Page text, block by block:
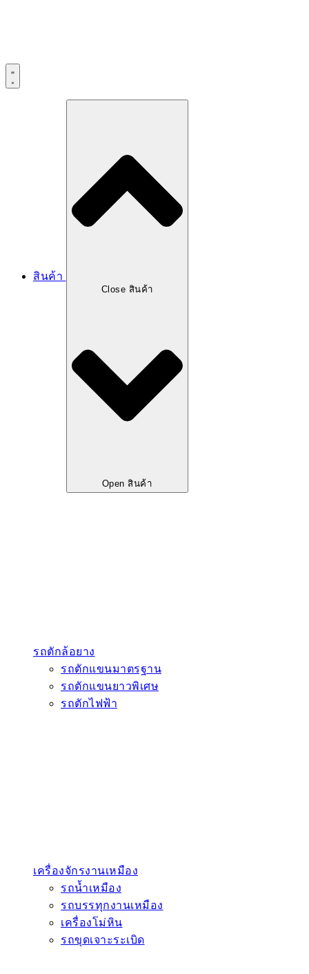
สินค้า
Close สินค้า
Open สินค้า
รถตักล้อยาง
รถตักแขนมาตรฐาน
รถตักแขนยาวพิเศษ
รถตักไฟฟ้า
เครื่องจักรงานเหมือง
รถน้ำเหมือง
รถบรรทุกงานเหมือง
เครื่องโม่หิน
รถขุดเจาะระเบิด